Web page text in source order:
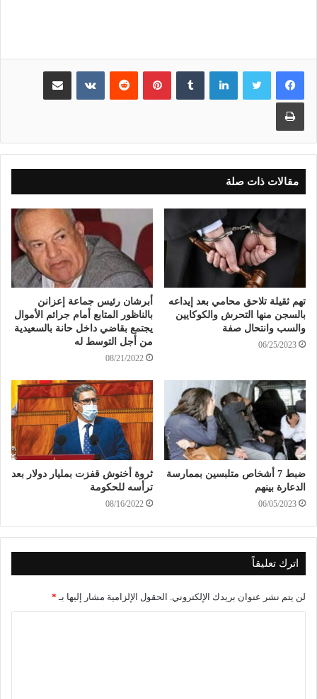
لينكدإن بينتيريست مشاركة عبر البريد
طباعة
مقالات ذات صلة
تهم ثقيلة تلاحق محامي بعد إيداعه
بالسجن منها التحرش والكوكايين
والسب وانتحال صفة
06/25/2023
أبرشان رئيس جماعة إعزانن
بالناظور المتابع أمام جرائم الأموال
يجتمع بقاضي داخل حانة بالسعيدية
من أجل التوسط له
08/21/2022
ضبط 7 أشخاص متلبسين بممارسة
الدعارة بينهم
06/05/2023
ثروة أخنوش قفزت بمليار دولار بعد
ترأسه للحكومة
08/16/2022
اترك تعليقاً
لن يتم نشر عنوان بريدك الإلكتروني. الحقول الإلزامية مشار إليها بـ *